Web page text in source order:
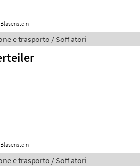
e trasporto / Soffiatori
e trasporto / Soffiatori